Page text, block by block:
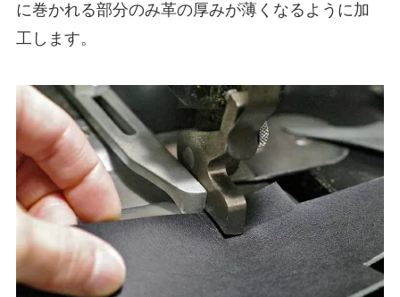
に巻かれる部分のみ革の厚みが薄くなるように加
工します。